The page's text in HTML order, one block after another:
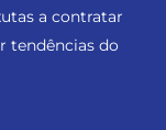
a contratar
tendências do